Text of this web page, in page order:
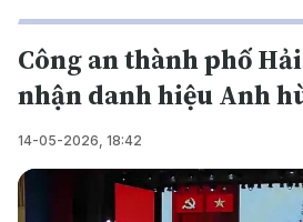
Công an thành phố
nhận danh hiệu Anh
14-05-2026, 18:42